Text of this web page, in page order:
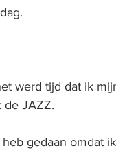
werd tijd dat ik
de JAZZ.
gedaan omdat